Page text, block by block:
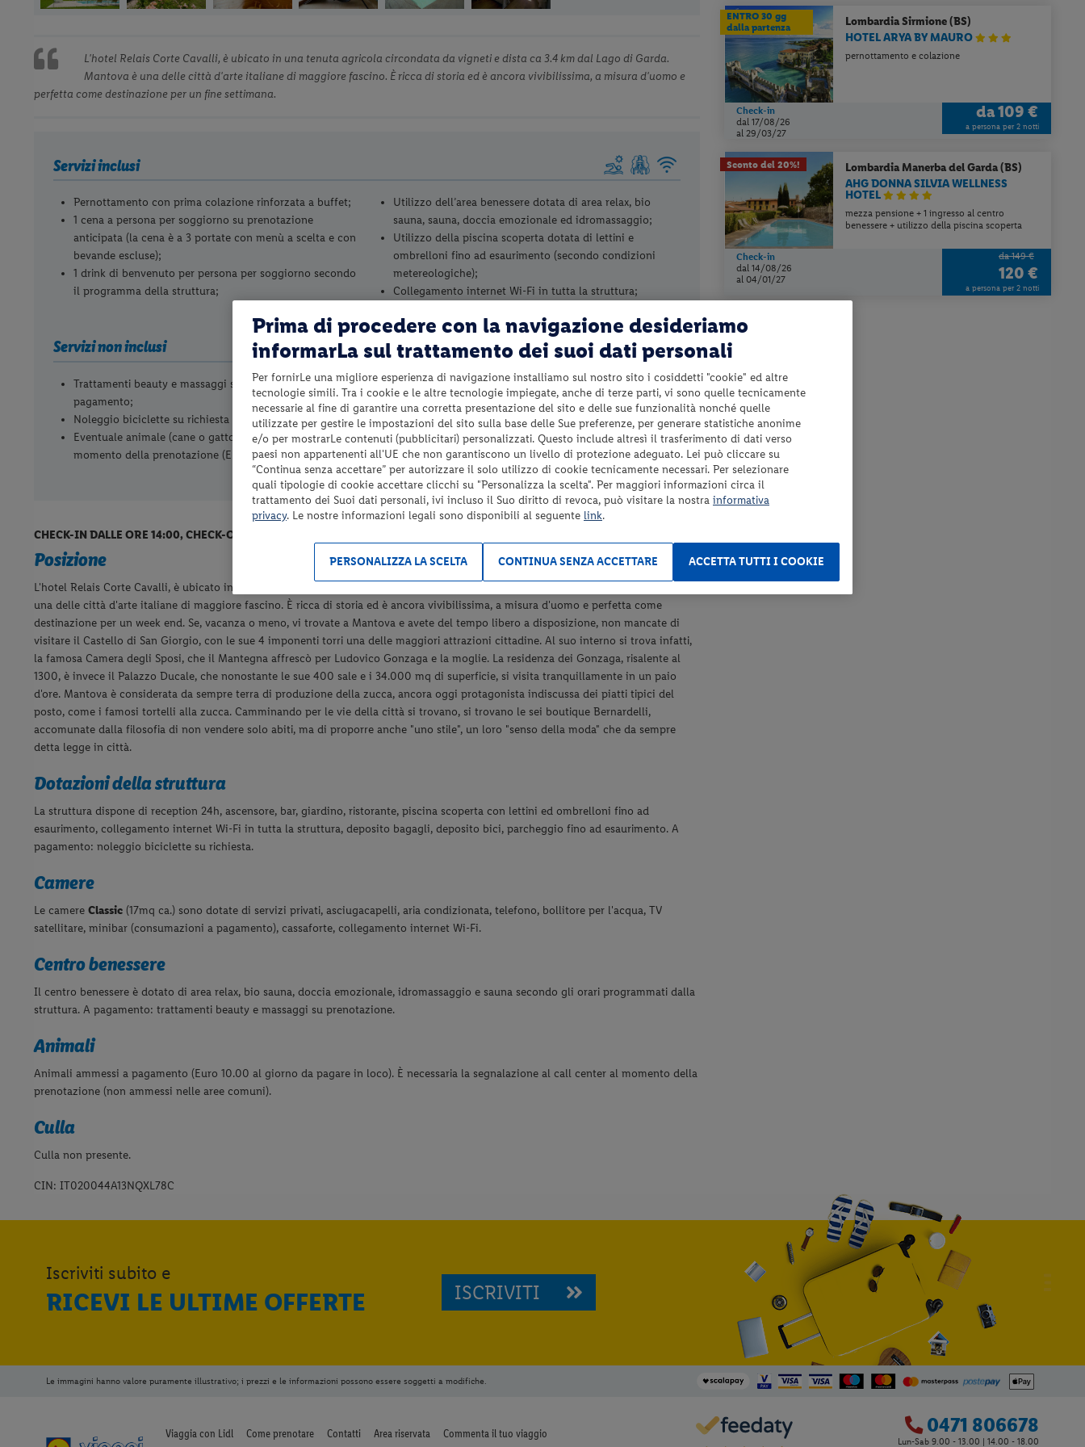
L'hotel Relais Corte Cavalli, è ubicato in una tenuta agricola circondata da vigneti e dista ca 3.4 km dal Lago di Garda.
Mantova è una delle città d'arte italiane di maggiore fascino. È ricca di storia ed è ancora vivibilissima, a misura d'uomo e
perfetta come destinazione per un fine settimana.
Servizi inclusi
Pernottamento con prima colazione rinforzata a buffet;
1 cena a persona per soggiorno su prenotazione
anticipata (la cena è a 3 portate con menù a scelta e con
bevande escluse);
1 drink di benvenuto per persona per soggiorno secondo
il programma della struttura;
Utilizzo dell’area benessere dotata di area relax, bio
sauna, sauna, doccia emozionale ed idromassaggio;
Utilizzo della piscina scoperta dotata di lettini e
ombrelloni fino ad esaurimento (secondo condizioni
metereologiche);
Collegamento internet Wi-Fi in tutta la struttura;
Servizi non inclusi
Trattamenti beauty e massaggi su prenotazione a
pagamento;
Noleggio biciclette su richiesta a pagamento;
Eventuale animale (cane o gatto) da segnalare al
momento della prenotazione (Euro 10.00 per notte da
pagare in loco – non ammessi nelle aree comuni);
Tassa di soggiorno da pagare in loco se prevista;
Tutto quanto non espressamente indicato nel paragrafo
“Servizi inclusi”.
CHECK-IN DALLE ORE 14:00, CHECK-OUT ENTRO LE ORE 11:00
Posizione
L'hotel Relais Corte Cavalli, è ubicato in una tenuta agricola circondata da vigneti e dista ca 3.4 km dal Lago di Garda. Mantova è
una delle città d'arte italiane di maggiore fascino. È ricca di storia ed è ancora vivibilissima, a misura d'uomo e perfetta come
destinazione per un week end. Se, vacanza o meno, vi trovate a Mantova e avete del tempo libero a disposizione, non mancate di
visitare il Castello di San Giorgio, con le sue 4 imponenti torri una delle maggiori attrazioni cittadine. Al suo interno si trova infatti,
la famosa Camera degli Sposi, che il Mantegna affrescò per Ludovico Gonzaga e la moglie. La residenza dei Gonzaga, risalente al
1300, è invece il Palazzo Ducale, che nonostante le sue 400 sale e i 34.000 mq di superficie, si visita tranquillamente in un paio
d'ore. Mantova è considerata da sempre terra di produzione della zucca, ancora oggi protagonista indiscussa dei piatti tipici del
posto, come i famosi tortelli alla zucca. Camminando per le vie della città si trovano, si trovano le sei boutique Bernardelli,
accomunate dalla filosofia di non vendere solo abiti, ma di proporre anche "uno stile", un loro "senso della moda" che da sempre
detta legge in città.
Dotazioni della struttura
La struttura dispone di reception 24h, ascensore, bar, giardino, ristorante, piscina scoperta con lettini ed ombrelloni fino ad
esaurimento, collegamento internet Wi-Fi in tutta la struttura, deposito bagagli, deposito bici, parcheggio fino ad esaurimento. A
pagamento: noleggio biciclette su richiesta.
Camere
Le camere Classic (17mq ca.) sono dotate di servizi privati, asciugacapelli, aria condizionata, telefono, bollitore per l'acqua, TV
satellitare, minibar (consumazioni a pagamento), cassaforte, collegamento internet Wi-Fi.
Centro benessere
Il centro benessere è dotato di area relax, bio sauna, doccia emozionale, idromassaggio e sauna secondo gli orari programmati dalla
struttura. A pagamento: trattamenti beauty e massaggi su prenotazione.
Animali
Animali ammessi a pagamento (Euro 10.00 al giorno da pagare in loco). È necessaria la segnalazione al call center al momento della
prenotazione (non ammessi nelle aree comuni).
Culla
Culla non presente.
CIN: IT020044A13NQXL78C
LombardiaSirmione (BS)
HOTEL ARYA BY MAURO
pernottamento e colazione
ENTRO 30 gg
dalla partenza
Check-in
dal 17/08/26
al 29/03/27
da109 €
a persona per 2 notti
Lombardia Manerba del Garda (BS)
AHG DONNA SILVIA WELLNESS
HOTEL
mezza pensione + 1 ingresso al centro
benessere + utilizzo della piscina scoperta
Sconto del 20%!
Check-in
dal 14/08/26
al 04/01/27
da 149 €
120 €
a persona per 2 notti
Iscriviti subito e
RICEVI LE ULTIME OFFERTE ISCRIVITI
Le immagini hanno valore puramente illustrativo; i prezzi e le informazioni possono essere soggetti a modifiche.
Viaggia con Lidl Come prenotare Contatti Area riservata
Commenta il tuo viaggio
0471 806678
Lun-Sab 9.00 - 13.00 | 14.00 - 18.00
Prima di procedere con la navigazione desideriamo
informarLa sul trattamento dei suoi dati personali
Per fornirLe una migliore esperienza di navigazione installiamo sul nostro sito i cosiddetti "cookie" ed altre
tecnologie simili. Tra i cookie e le altre tecnologie impiegate, anche di terze parti, vi sono quelle tecnicamente
necessarie al fine di garantire una corretta presentazione del sito e delle sue funzionalità nonché quelle
utilizzate per gestire le impostazioni del sito sulla base delle Sue preferenze, per generare statistiche anonime
e/o per mostrarLe contenuti (pubblicitari) personalizzati. Questo include altresì il trasferimento di dati verso
paesi non appartenenti all'UE che non garantiscono un livello di protezione adeguato. Lei può cliccare su
“Continua senza accettare” per autorizzare il solo utilizzo di cookie tecnicamente necessari. Per selezionare
quali tipologie di cookie accettare clicchi su "Personalizza la scelta". Per maggiori informazioni circa il
trattamento dei Suoi dati personali, ivi incluso il Suo diritto di revoca, può visitare la nostra informativa
privacy. Le nostre informazioni legali sono disponibili al seguente link.
ACCETTA TUTTI I COOKIE
CONTINUA SENZA ACCETTARE
PERSONALIZZA LA SCELTA